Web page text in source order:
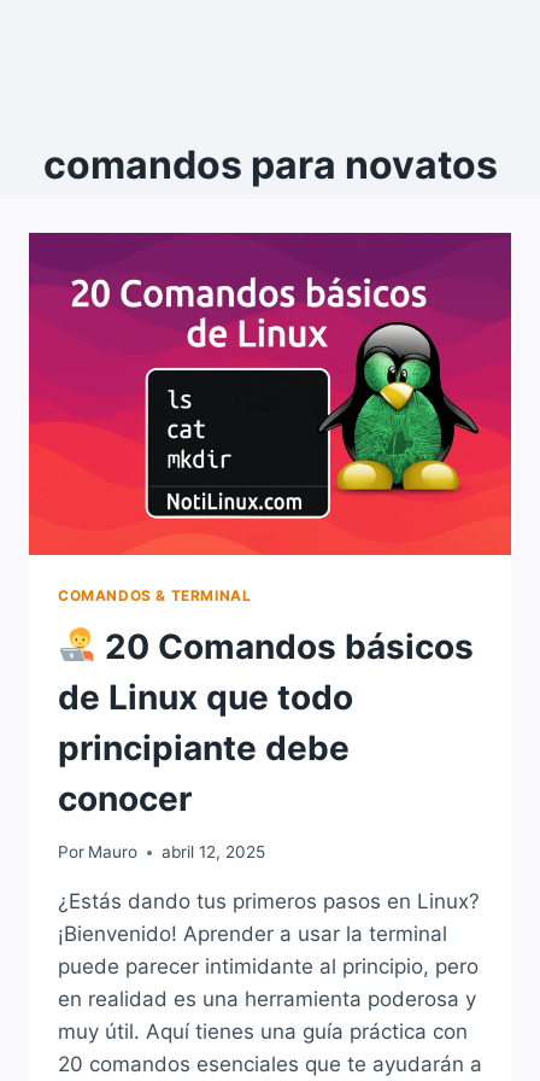
comandos para novatos
COMANDOS & TERMINAL
20 Comandos básicos
de Linux que todo
principiante debe
conocer
Por Mauro abril 12, 2025
¿Estás dando tus primeros pasos en Linux?
¡Bienvenido! Aprender a usar la terminal
puede parecer intimidante al principio, pero
en realidad es una herramienta poderosa y
muy útil. Aquí tienes una guía práctica con
20 comandos esenciales que te ayudarán a